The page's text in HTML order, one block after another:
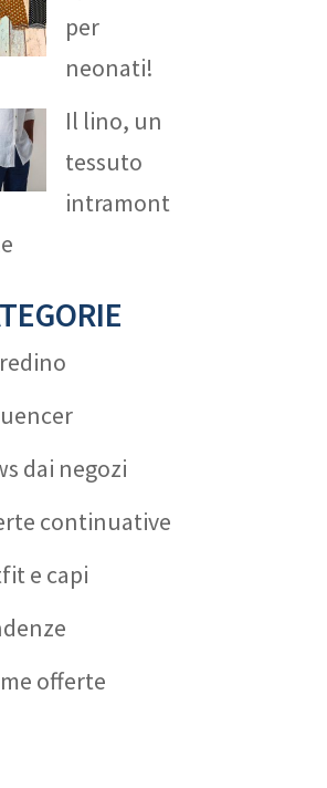
per
neonati!
Il lino, un
tessuto
intramont
dai negozi
continuative
e capi
offerte